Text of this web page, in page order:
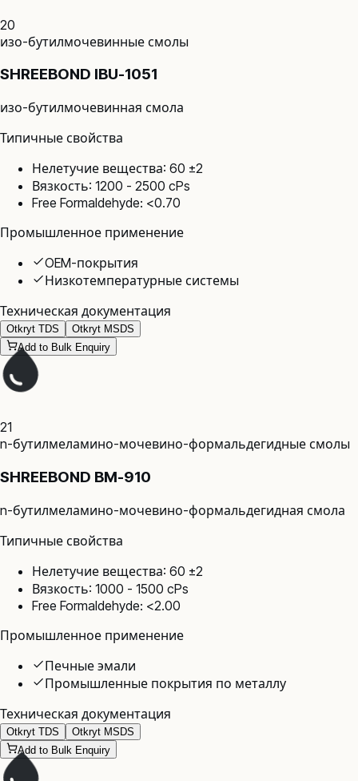
20
изо-бутилмочевинные смолы
SHREEBOND IBU-1051
изо-бутилмочевинная смола
Типичные свойства
Нелетучие вещества: 60 ±2
Вязкость: 1200 - 2500 cPs
Free Formaldehyde: <0.70
Промышленное применение
OEM-покрытия
Низкотемпературные системы
Техническая документация
Otkryt TDS
Otkryt MSDS
Add to Bulk Enquiry
21
n-бутилмеламино-мочевино-формальдегидные смолы
SHREEBOND BM-910
n-бутилмеламино-мочевино-формальдегидная смола
Типичные свойства
Нелетучие вещества: 60 ±2
Вязкость: 1000 - 1500 cPs
Free Formaldehyde: <2.00
Промышленное применение
Печные эмали
Промышленные покрытия по металлу
Техническая документация
Otkryt TDS
Otkryt MSDS
Add to Bulk Enquiry